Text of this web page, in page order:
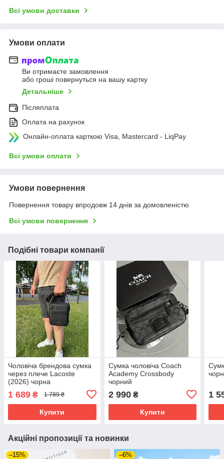
Всі умови доставки
Умови оплати
Ви отримаєте замовлення
або гроші повернуться на вашу картку
Детальніше
Післяплата
Оплата на рахунок
Онлайн-оплата карткою Visa, Mastercard - LiqPay
Всі умови оплати
Умови повернення
Повернення товару впродовж 14 днів за домовленістю
Всі умови повернення
Подібні товари компанії
Чоловіча брендова сумка
через плече Lacoste
(2026) чорна
1 689 ₴ 1 789 ₴
Купити
Сумка чоловіча Coach
Academy Crossbody
чорний
2 990₴
Купити
1
Акційні пропозиції та новинки
–15% –6%